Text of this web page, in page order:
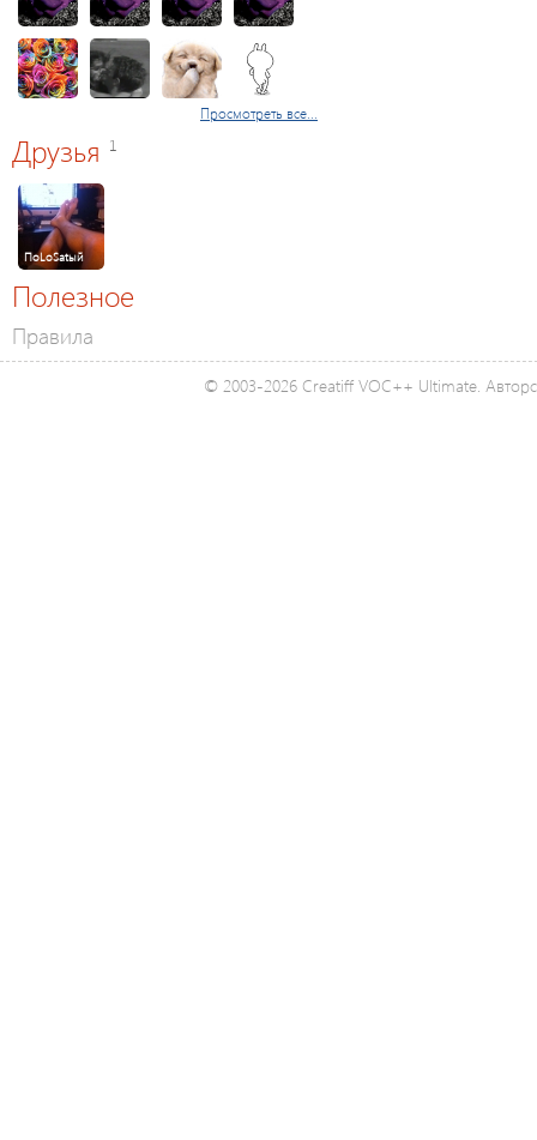
Просмотреть все...
Друзья 1
ПoLoSatый
Полезное
Правила
© 2003-2026 Creatiff VOC++ Ultimate.